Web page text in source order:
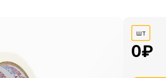
шт
0₽